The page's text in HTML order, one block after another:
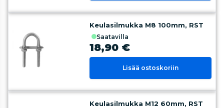
Keulasilmukka M8 100mm, RST
saatavilla
18,90 €
Lisää ostoskoriin
Keulasilmukka M12 60mm, RST